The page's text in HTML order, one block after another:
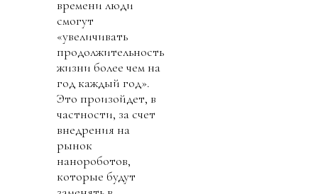
времени люди
смогут
«увеличивать
продолжительность
жизни более чем на
год каждый год».
Это произойдет, в
частности, за счет
внедрения на
рынок
нанороботов,
которые будут